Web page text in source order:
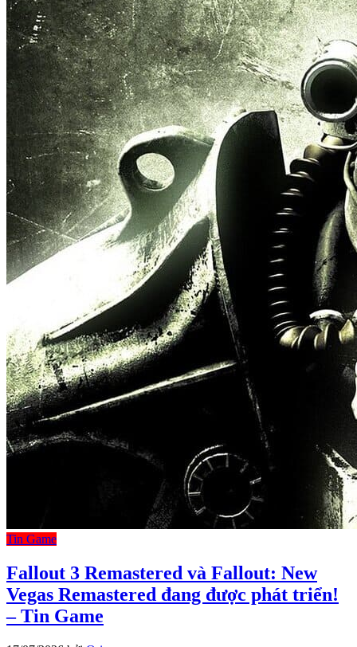
Tin Game
Fallout 3 Remastered và Fallout: New
Vegas Remastered đang được phát triển!
– Tin Game